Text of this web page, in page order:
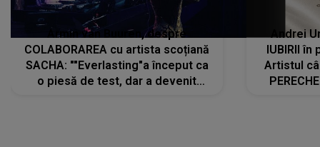
Armin van Buuren, despre
COLABORAREA cu artista scoțiană
SACHA: ""Everlasting"a început ca
o piesă de test, dar a devenit
Andrei
IUBIRII în
Artistul